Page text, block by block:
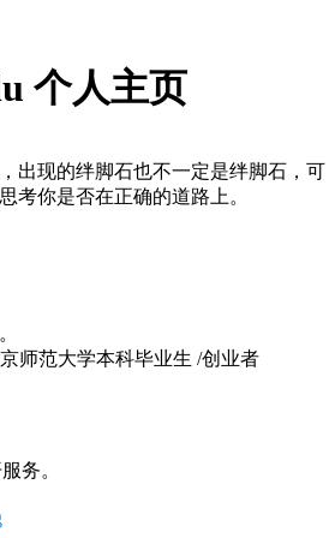
个人主页
出现的绊脚石也不一定是绊脚石，可
考你是否在正确的道路上。
师范大学本科毕业生 /创业者
务。